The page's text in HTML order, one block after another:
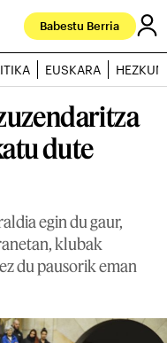
Babestu Berria
EUSKARA
dute
egin du gaur,
klubak
du pausorik eman